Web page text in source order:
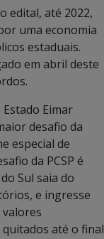
edital, até 2022,
uma economia
estaduais.
em abril deste
Eimar
desafio da
especial de
da PCSP é
Sul saia do
e ingresse
até o final